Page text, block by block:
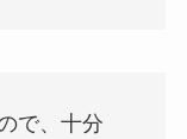
で、十分